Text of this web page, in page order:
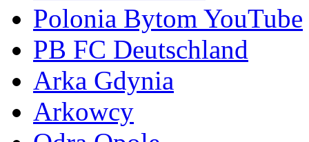
Polonia Bytom YouTube
PB FC Deutschland
Arka Gdynia
Arkowcy